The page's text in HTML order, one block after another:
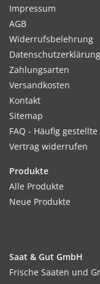
Impressum
AGB
Widerrufsbelehrung
Datenschutzerklärung
Zahlungsarten
Versandkosten
Kontakt
Sitemap
FAQ - Häufig gestellte
Vertrag widerrufen
Produkte
Alle Produkte
Neue Produkte
Saat & Gut GmbH
Frische Saaten und